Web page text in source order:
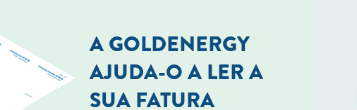
A GOLDENERGY
AJUDA-O A LER A
SUA FATURA